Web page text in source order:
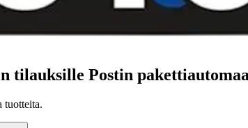
Alk. 0 €
tilauksille Postin
tuotteita.